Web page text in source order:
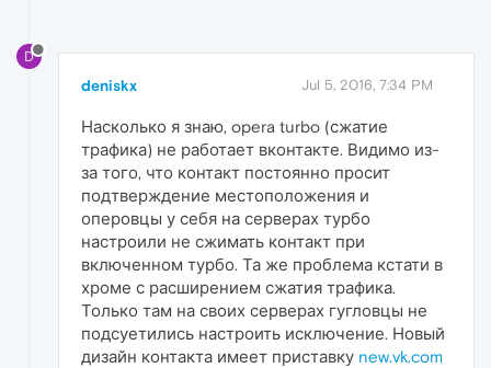
D
deniskx Jul 5, 2016, 7:34 PM
Насколько я знаю, opera turbo (сжатие
трафика) не работает вконтакте. Видимо из-
за того, что контакт постоянно просит
подтверждение местоположения и
оперовцы у себя на серверах турбо
настроили не сжимать контакт при
включенном турбо. Та же проблема кстати в
хроме с расширением сжатия трафика.
Только там на своих серверах гугловцы не
подсуетились настроить исключение. Новый
дизайн контакта имеет приставку new.vk.com